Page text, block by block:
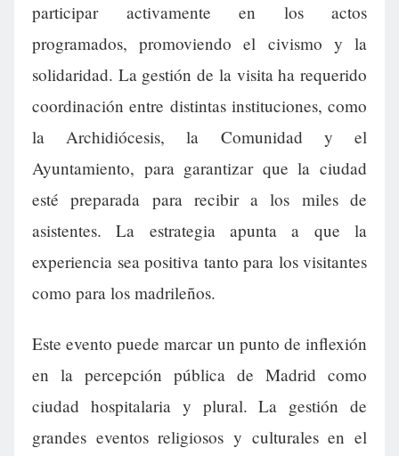
participar activamente en los actos
programados, promoviendo el civismo y la
solidaridad. La gestión de la visita ha requerido
coordinación entre distintas instituciones, como
la Archidiócesis, la Comunidad y el
Ayuntamiento, para garantizar que la ciudad
esté preparada para recibir a los miles de
asistentes. La estrategia apunta a que la
experiencia sea positiva tanto para los visitantes
como para los madrileños.
Este evento puede marcar un punto de inflexión
en la percepción pública de Madrid como
ciudad hospitalaria y plural. La gestión de
grandes eventos religiosos y culturales en el